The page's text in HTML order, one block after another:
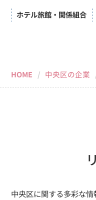
ホテル旅館・関係組合
HOME 中央区の企業
中央区に関する多彩な